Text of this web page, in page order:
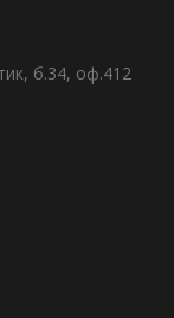
б.34, оф.412